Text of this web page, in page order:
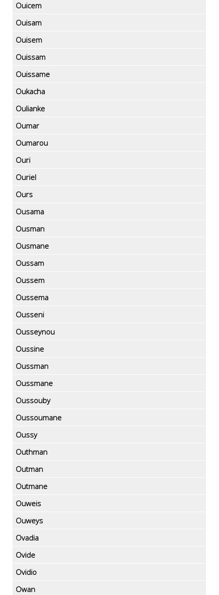
Ouicem
Ouisam
Ouisem
Ouissam
Ouissame
Oukacha
Oulianke
Oumar
Oumarou
Ouri
Ouriel
Ours
Ousama
Ousman
Ousmane
Oussam
Oussem
Oussema
Ousseni
Ousseynou
Oussine
Oussman
Oussmane
Oussouby
Oussoumane
Oussy
Outhman
Outman
Outmane
Ouweis
Ouweys
Ovadia
Ovide
Ovidio
Owan